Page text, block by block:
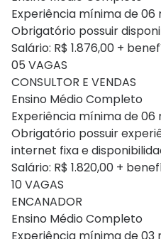
Experiência mínima de 06
Obrigatório possuir
Salário: R$ 1.876,00 +
05 VAGAS
CONSULTOR E VENDAS
Ensino Médio Completo
Experiência mínima de 06
Obrigatório possuir
internet fixa e
Salário: R$ 1.820,00 +
10 VAGAS
ENCANADOR
Ensino Médio Completo
Experiência mínima de 03